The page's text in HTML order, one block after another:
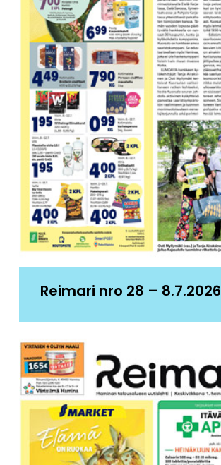
Reimari nro 28 – 8.7.2026